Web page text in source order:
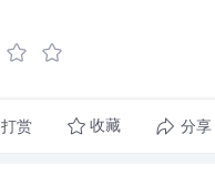
打赏 收藏 分享